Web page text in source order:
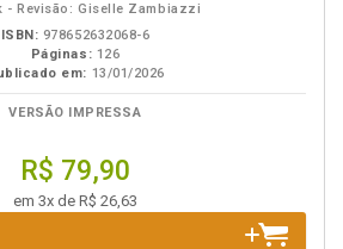
- Revisão: Giselle Zambiazzi
ISBN: 978652632068-6
Páginas: 126
em: 13/01/2026
VERSÃO IMPRESSA
R$ 79,90
em 3x de R$ 26,63